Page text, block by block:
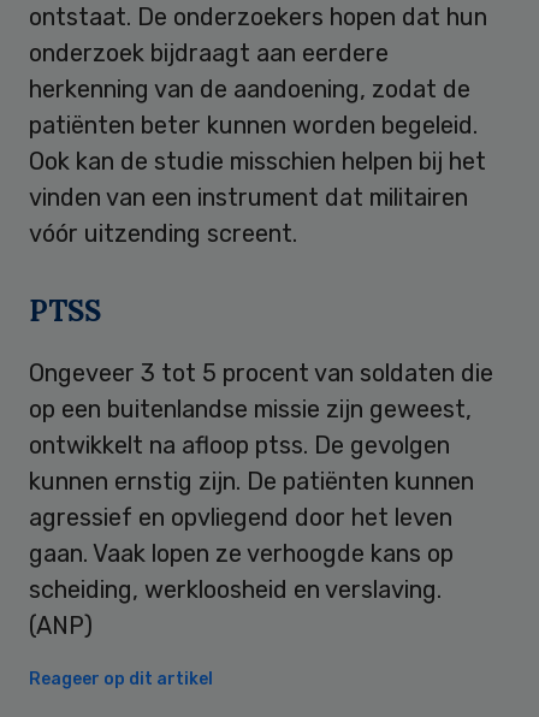
ontstaat. De onderzoekers hopen dat hun
onderzoek bijdraagt aan eerdere
herkenning van de aandoening, zodat de
patiënten beter kunnen worden begeleid.
Ook kan de studie misschien helpen bij het
vinden van een instrument dat militairen
vóór uitzending screent.
PTSS
Ongeveer 3 tot 5 procent van soldaten die
op een buitenlandse missie zijn geweest,
ontwikkelt na afloop ptss. De gevolgen
kunnen ernstig zijn. De patiënten kunnen
agressief en opvliegend door het leven
gaan. Vaak lopen ze verhoogde kans op
scheiding, werkloosheid en verslaving.
(ANP)
Reageer op dit artikel